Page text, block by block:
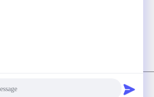
Jinjiawang Stainless Steel Co., Ltd. .